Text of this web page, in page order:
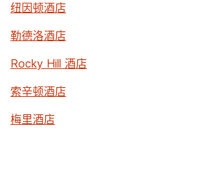
纽因顿酒店
勒德洛酒店
Rocky Hill 酒店
索辛顿酒店
梅里酒店